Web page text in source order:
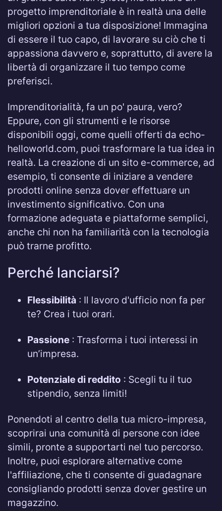
progetto imprenditoriale è in realtà una delle
migliori opzioni a tua disposizione! Immagina
di essere il tuo capo, di lavorare su ciò che ti
appassiona davvero e, soprattutto, di avere la
libertà di organizzare il tuo tempo come
preferisci.
Imprenditorialità, fa un po' paura, vero?
Eppure, con gli strumenti e le risorse
disponibili oggi, come quelli offerti da echo-
helloworld.com, puoi trasformare la tua idea in
realtà. La creazione di un sito e-commerce, ad
esempio, ti consente di iniziare a vendere
prodotti online senza dover effettuare un
investimento significativo. Con una
formazione adeguata e piattaforme semplici,
anche chi non ha familiarità con la tecnologia
può trarne profitto.
Perché lanciarsi?
Flessibilità : Il lavoro d'ufficio non fa per
te? Crea i tuoi orari.
Passione : Trasforma i tuoi interessi in
un’impresa.
Potenziale di reddito : Scegli tu il tuo
stipendio, senza limiti!
Ponendoti al centro della tua micro-impresa,
scoprirai una comunità di persone con idee
simili, pronte a supportarti nel tuo percorso.
Inoltre, puoi esplorare alternative come
l'affiliazione, che ti consente di guadagnare
consigliando prodotti senza dover gestire un
magazzino.